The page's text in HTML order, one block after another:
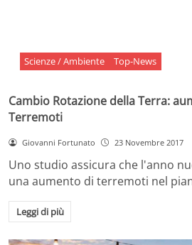
Scienze / Ambiente Top-News
Cambio Rotazione della Terra:
Terremoti
Giovanni Fortunato 23 Novembre 2017
Uno studio assicura che l'anno
una aumento di terremoti nel
Leggi di più